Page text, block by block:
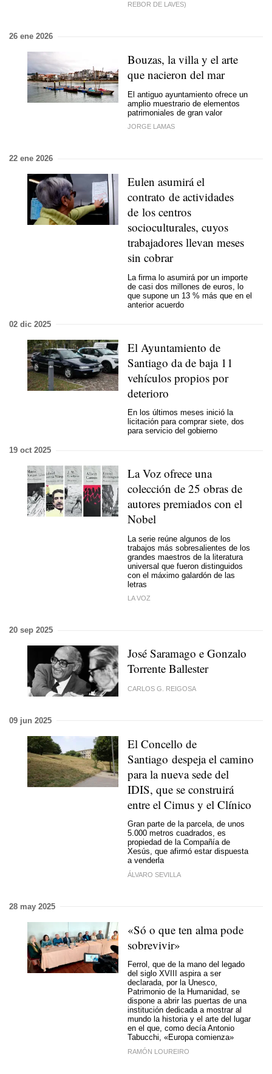
REBOR DE LAVES)
26 ene 2026
Bouzas, la villa y el arte
que nacieron del mar
El antiguo ayuntamiento ofrece un
amplio muestrario de elementos
patrimoniales de gran valor
JORGE LAMAS
22 ene 2026
Eulen asumirá el
contrato de actividades
de los centros
socioculturales, cuyos
trabajadores llevan meses
sin cobrar
La firma lo asumirá por un importe
de casi dos millones de euros, lo
que supone un 13 % más que en el
anterior acuerdo
02 dic 2025
El Ayuntamiento de
Santiago da de baja 11
vehículos propios por
deterioro
En los últimos meses inició la
licitación para comprar siete, dos
para servicio del gobierno
19 oct 2025
La Voz ofrece una
colección de 25 obras de
autores premiados con el
Nobel
La serie reúne algunos de los
trabajos más sobresalientes de los
grandes maestros de la literatura
universal que fueron distinguidos
con el máximo galardón de las
letras
LA VOZ
20 sep 2025
José Saramago e Gonzalo
Torrente Ballester
CARLOS G. REIGOSA
09 jun 2025
El Concello de
Santiago despeja el camino
para la nueva sede del
IDIS, que se construirá
entre el Cimus y el Clínico
Gran parte de la parcela, de unos
5.000 metros cuadrados, es
propiedad de la Compañía de
Xesús, que afirmó estar dispuesta
a venderla
ÁLVARO SEVILLA
28 may 2025
«Só o que ten alma pode
sobrevivir»
Ferrol, que de la mano del legado
del siglo XVIII aspira a ser
declarada, por la Unesco,
Patrimonio de la Humanidad, se
dispone a abrir las puertas de una
institución dedicada a mostrar al
mundo la historia y el arte del lugar
en el que, como decía Antonio
Tabucchi, «Europa comienza»
RAMÓN LOUREIRO